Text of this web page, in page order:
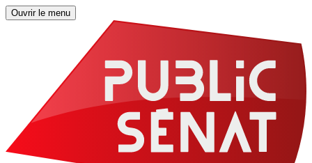
Ouvrir le menu